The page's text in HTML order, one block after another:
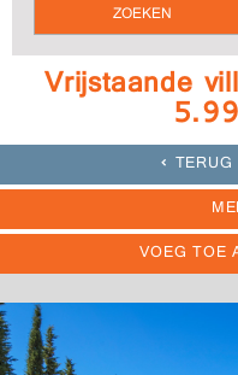
Vrijstaande
VOEG TOE